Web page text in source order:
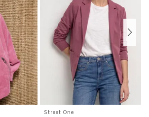
Street One